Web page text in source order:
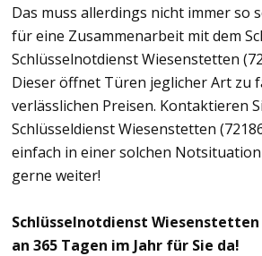
Das muss allerdings nicht immer so
für eine Zusammenarbeit mit dem
Schlüsselnotdienst Wiesenstetten
Dieser öffnet Türen jeglicher Art zu
verlässlichen Preisen. Kontaktieren
Schlüsseldienst Wiesenstetten
einfach in einer solchen
gerne weiter!
Schlüsselnotdienst Wiesenstetten
an 365 Tagen im Jahr für Sie da!